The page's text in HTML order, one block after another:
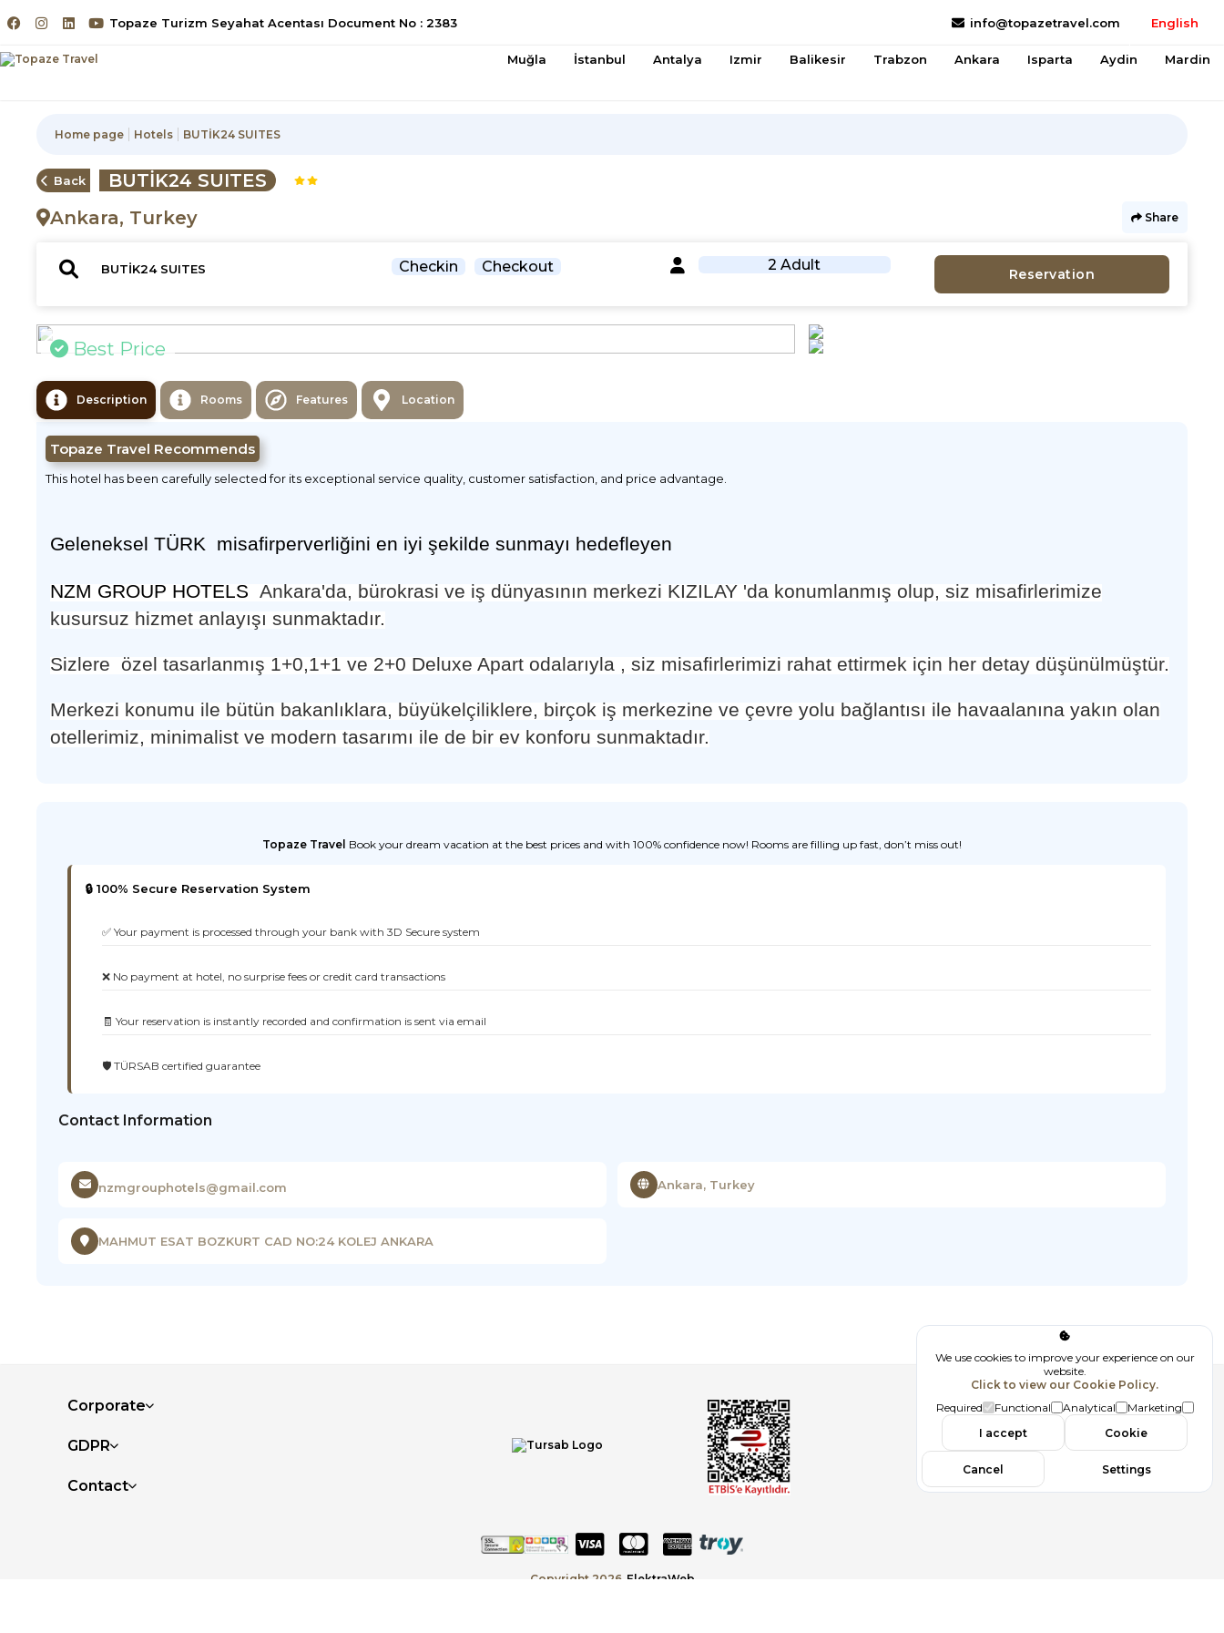
Topaze Turizm Seyahat Acentası Document No : 2383 info@topazetravel.com English
Muğla İstanbul Antalya Izmir Balikesir Trabzon Ankara Isparta Aydin Mardin
Home page Hotels BUTİK24 SUITES
Back
BUTİK24 SUITES
Ankara, Turkey
Share
Checkin Checkout 2 Adult
Reservation
Best Price
Description Rooms Features Location
Topaze Travel Recommends
This hotel has been carefully selected for its exceptional service quality, customer satisfaction, and price advantage.
Geleneksel TÜRK misafirperverliğini en iyişekilde sunmayı hedefleyen
NZM GROUP HOTELS Ankara'da, bürokrasi ve iş dünyasının merkezi KIZILAY 'da konumlanmış olup, siz misafirlerimize
kusursuz hizmet anlayışı sunmaktadır.
Sizlere özel tasarlanmış 1+0,1+1 ve 2+0 Deluxe Apart odalarıyla , siz misafirlerimizi rahat ettirmek için her detay düşünülmüştür.
Merkezi konumu ile bütün bakanlıklara, büyükelçiliklere, birçok iş merkezine ve çevre yolu bağlantısı ile havaalanına yakın olan
otellerimiz, minimalist ve modern tasarımı ile de bir ev konforu sunmaktadır.
Topaze Travel Book your dream vacation at the best prices and with 100% confidence now! Rooms are filling up fast, don’t miss out!
🔒 100% Secure Reservation System
✅ Your payment is processed through your bank with 3D Secure system
❌ No payment at hotel, no surprise fees or credit card transactions
🧾 Your reservation is instantly recorded and confirmation is sent via email
🛡️ TÜRSAB certified guarantee
Contact Information
nzmgrouphotels@gmail.com Ankara, Turkey
MAHMUT ESAT BOZKURT CAD NO:24 KOLEJ ANKARA
Corporate
GDPR
Contact
Follow us
Copyright 2026 ElektraWeb
We use cookies to improve your experience on our
website.
Click to view our Cookie Policy.
Required
Functional Analytical
Marketing
I accept
Cookie
Settings
Cancel